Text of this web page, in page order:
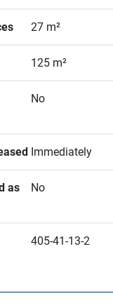
27 m²
125 m²
No
Immediately
as
No
405-41-13-2